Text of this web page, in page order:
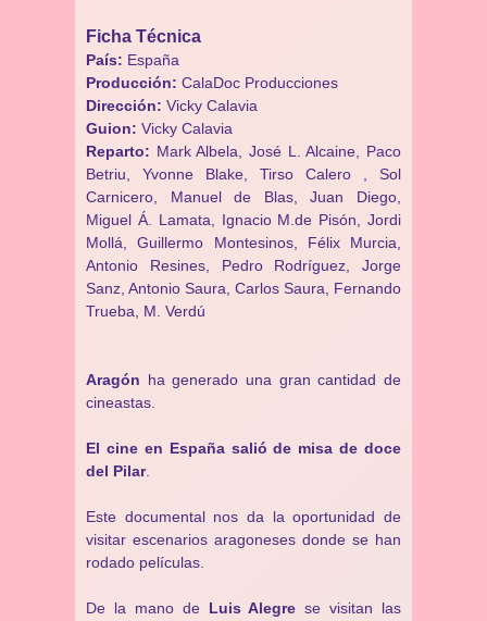
Ficha Técnica
País: España
Producción: CalaDoc Producciones
Dirección: Vicky Calavia
Guion: Vicky Calavia
Reparto: Mark Albela, José L. Alcaine, Paco
Betriu, Yvonne Blake, Tirso Calero , Sol
Carnicero, Manuel de Blas, Juan Diego,
Miguel Á. Lamata, Ignacio M.de Pisón, Jordi
Mollá, Guillermo Montesinos, Félix Murcia,
Antonio Resines, Pedro Rodríguez, Jorge
Sanz, Antonio Saura, Carlos Saura, Fernando
Trueba, M. Verdú
Aragón ha generado una gran cantidad de
cineastas.
El cine en España salió de misa de doce
del Pilar.
Este documental nos da la oportunidad de
visitar escenarios aragoneses donde se han
rodado películas.
De la mano de Luis Alegre se visitan las